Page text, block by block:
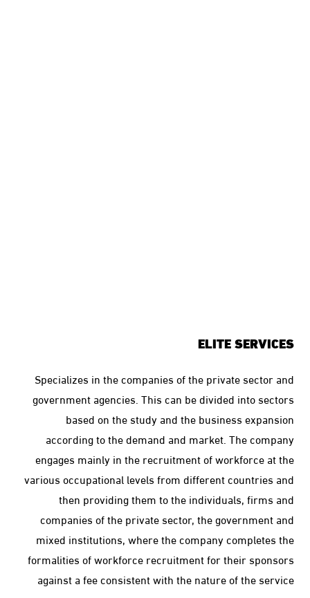
ELITE SERVICES
Specializes in the companies of the private sector and
government agencies. This can be divided into sectors
based on the study and the business expansion
according to the demand and market. The company
engages mainly in the recruitment of workforce at the
various occupational levels from different countries and
then providing them to the individuals, firms and
companies of the private sector, the government and
mixed institutions, where the company completes the
formalities of workforce recruitment for their sponsors
against a fee consistent with the nature of the service